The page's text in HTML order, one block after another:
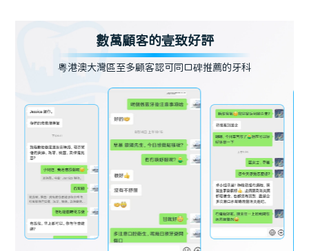
數萬顧客的壹致好評
粵港澳大灣區至多顧客認可同口碑推薦的牙科